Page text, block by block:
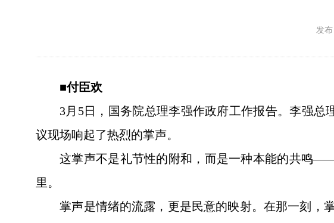
发布
■付臣欢
3月5日，国务院总理李强作政府工作报告。李强
议现场响起了热烈的掌声。
这掌声不是礼节性的附和，而是一种本能的共鸣
里。
掌声是情绪的流露，更是民意的映射。在那一刻，